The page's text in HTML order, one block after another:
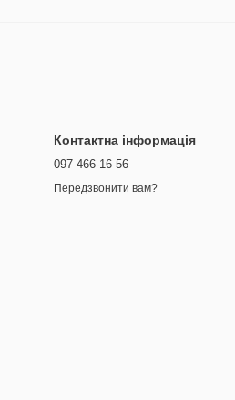
Контактна інформація
097 466-16-56
Передзвонити вам?